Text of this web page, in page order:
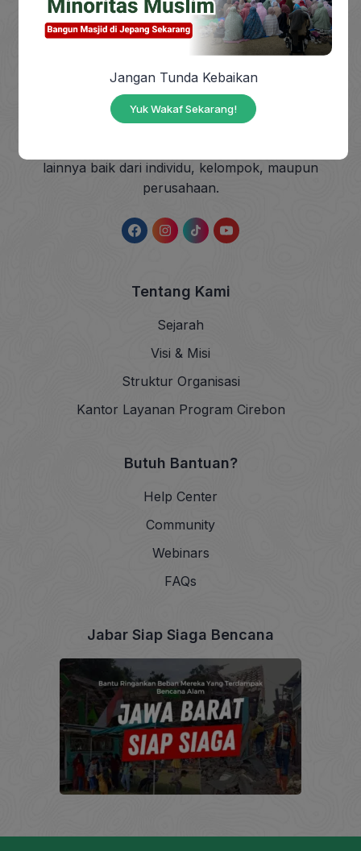
masyarakat, berdiri sejak tahun 1993, yang
berkhidmat mengangkat harkat sosial masyarakat
dhuafa dengan mendayagunakan zakat, infak,
lainnya baik dari individu, kelompok, maupun
perusahaan.
Tentang Kami
Sejarah
Visi & Misi
Struktur Organisasi
Kantor Layanan Program Cirebon
Butuh Bantuan?
Help Center
Community
Webinars
FAQs
Jabar Siap Siaga Bencana
Jangan Tunda Kebaikan
Yuk Wakaf Sekarang!